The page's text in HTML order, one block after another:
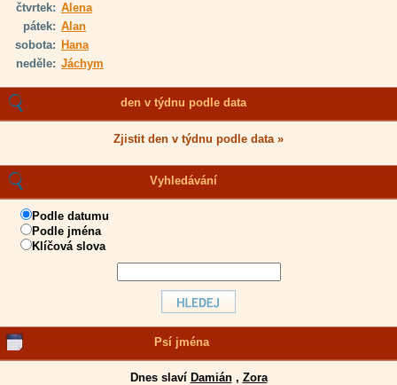
čtvrtek: Alena
pátek: Alan
sobota: Hana
neděle: Jáchym
den v týdnu podle data
Zjistit den v týdnu podle data »
Vyhledávání
Podle datumu
Podle jména
Klíčová slova
Psí jména
Dnes slaví Damián, Zora